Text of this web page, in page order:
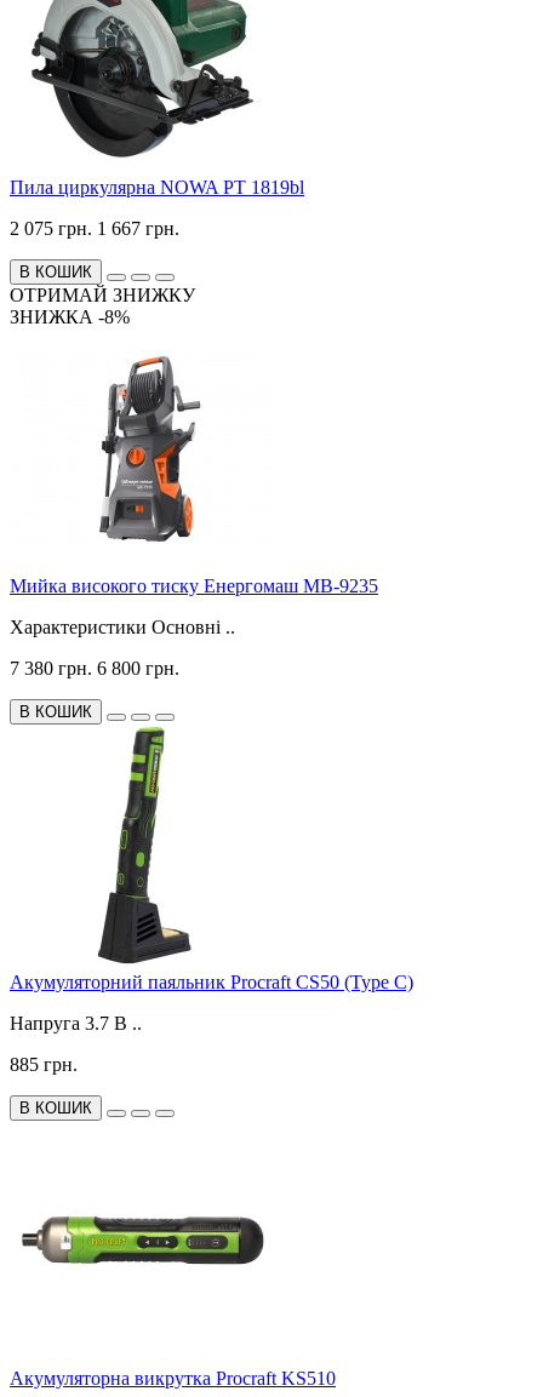
Пила циркулярна NOWA PT 1819bl
2 075 грн. 1 667 грн.
В КОШИК
ОТРИМАЙ ЗНИЖКУ
ЗНИЖКА -8%
Мийка високого тиску Енергомаш МВ-9235
Характеристики Основні ..
7 380 грн. 6 800 грн.
В КОШИК
Акумуляторний паяльник Procraft CS50 (Type C)
Напруга 3.7 В ..
885 грн.
В КОШИК
Акумуляторна викрутка Procraft KS510